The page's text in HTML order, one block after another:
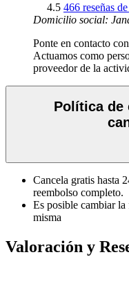
4.5 466 reseñas
Domicilio social:
Ponte en contacto
Actuamos como
proveedor de la
Política de
Cancela gratis hasta
reembolso completo.
Es posible cambiar la
misma
Valoración y